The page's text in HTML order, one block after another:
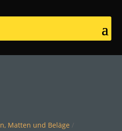
Matten und Beläge /